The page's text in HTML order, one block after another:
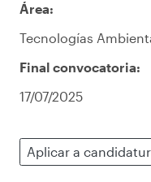
Área:
Tecnologías
Final convocatoria:
17/07/2025
Aplicar a